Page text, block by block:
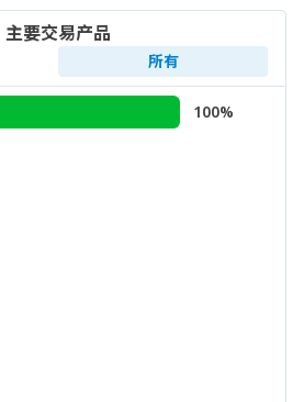
主要交易产品
所有
100%